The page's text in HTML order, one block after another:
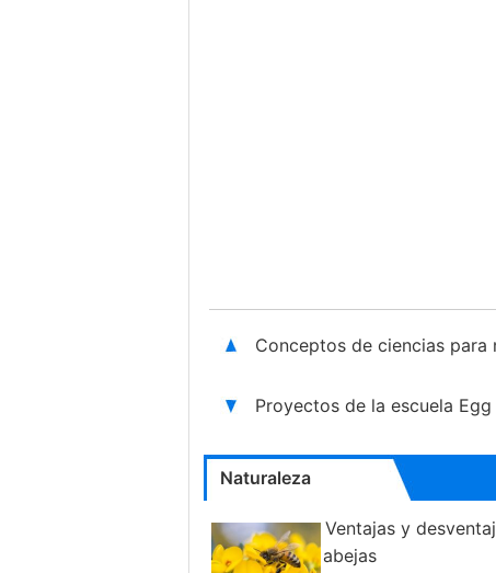
Conceptos de ciencias para
Proyectos de la escuela
Naturaleza
Ventajas y
abejas